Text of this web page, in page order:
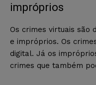
impróprios
Os crimes virtuais são
e impróprios. Os
digital. Já os
crimes que também